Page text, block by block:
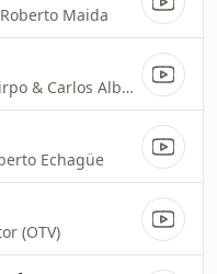
Maida
Orquesta Roberto Firpo & Carlos Alberto Varela
Echagüe
(OTV)